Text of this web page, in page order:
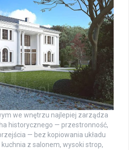
we wnętrzu najlepiej zarządza
historycznego — przestronność,
— bez kopiowania układu
z salonem, wysoki strop,